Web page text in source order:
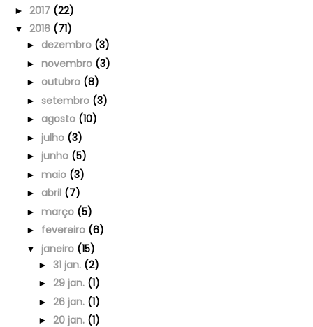
► 2017 (22)
▼ 2016 (71)
► dezembro (3)
► novembro (3)
► outubro (8)
► setembro (3)
► agosto (10)
► julho (3)
► junho (5)
► maio (3)
► abril (7)
► março (5)
► fevereiro (6)
▼ janeiro (15)
► 31 jan. (2)
► 29 jan. (1)
► 26 jan. (1)
► 20 jan. (1)